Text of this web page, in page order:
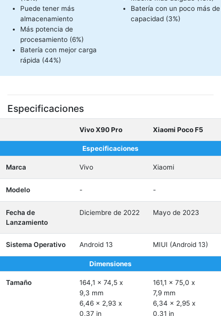
Puede tener más
almacenamiento
Más potencia de
procesamiento (6%)
Batería con mejor carga
rápida (44%)
Batería con un poco más de
capacidad (3%)
Especificaciones
Vivo X90 Pro Xiaomi Poco F5
Especificaciones
Marca Vivo Xiaomi
Modelo - -
Fecha de
Lanzamiento
Diciembre de 2022 Mayo de 2023
Sistema Operativo Android 13 MIUI (Android 13)
Dimensiones
Tamaño
164,1 x 74,5 x
9,3 mm
6,46 x 2,93 x
0,37 in
161,1 x 75,0 x
7,9 mm
6,34 x 2,95 x
0,31 in